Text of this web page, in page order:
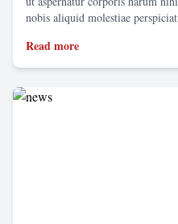
nobis aliquid molestiae
Read more